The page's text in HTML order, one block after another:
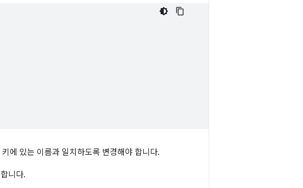
키에 있는 이름과 일치하도록 변경해야 합니다.
니다.